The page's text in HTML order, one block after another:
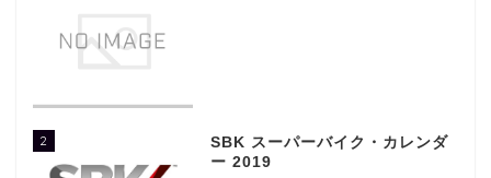
2
SBK スーパーバイク・カレンダ
ー 2019